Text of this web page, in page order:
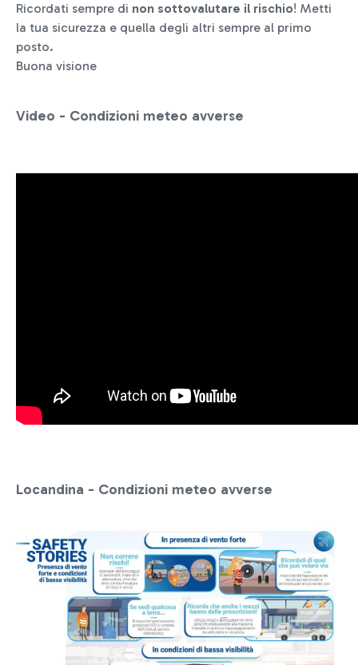
Ricordati sempre di non sottovalutare il rischio! Metti
la tua sicurezza e quella degli altri sempre al primo
posto.
Buona visione
Video - Condizioni meteo avverse
Locandina - Condizioni meteo avverse